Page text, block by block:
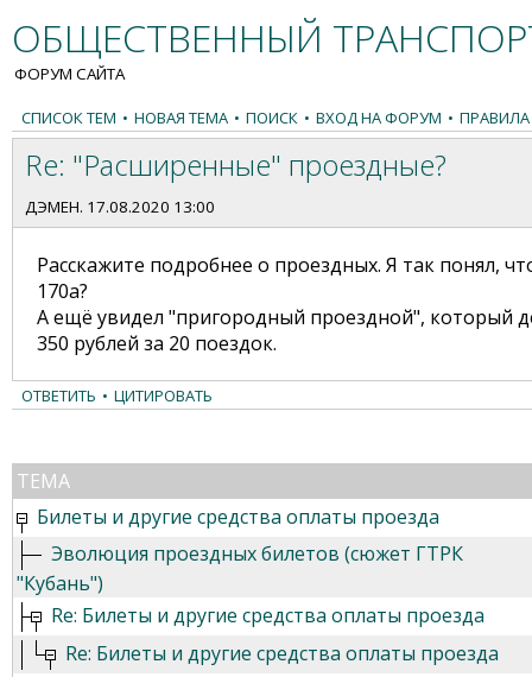
ОБЩЕСТВЕННЫЙ
ФОРУМ САЙТА
СПИСОК ТЕМ • НОВАЯ ТЕМА • ПОИСК • ВХОД НА ФОРУМ •
Re: "Расширенные" проездные?
ДЭМЕН. 17.08.2020 13:00
Расскажите подробнее о проездных. Я так понял,
170а?
А ещё увидел "пригородный проездной", который
350 рублей за 20 поездок.
ОТВЕТИТЬ • ЦИТИРОВАТЬ
ТЕМА
Билеты и другие средства оплаты проезда
Эволюция проездных билетов (сюжет ГТРК
"Кубань")
Re: Билеты и другие средства оплаты проезда
Re: Билеты и другие средства оплаты проезда